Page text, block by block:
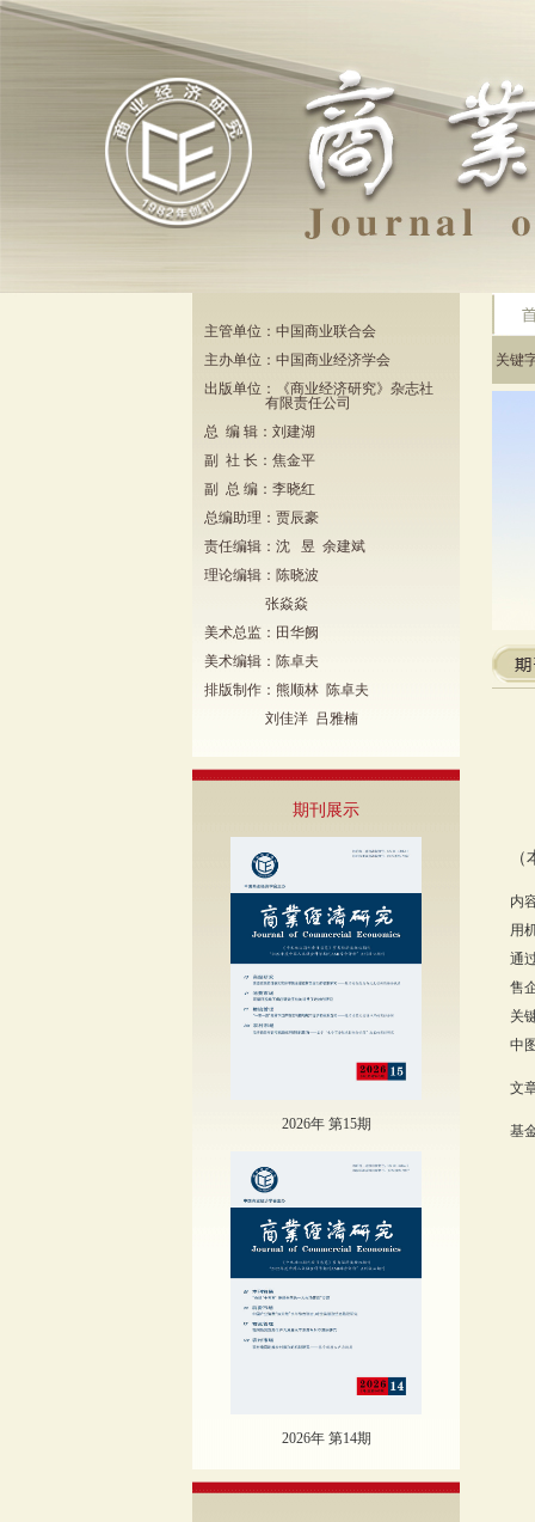
主管单位：中国商业联合会
主办单位：中国商业经济学会
出版单位：《商业经济研究》杂志社
有限责任公司
总 编 辑：刘建湖
副 社 长：焦金平
副 总 编：李晓红
总编助理：贾辰豪
责任编辑：沈 昱 余建斌
理论编辑：陈晓波
张焱焱
美术总监：田华阙
美术编辑：陈卓夫
排版制作：熊顺林 陈卓夫
刘佳洋 吕雅楠
期刊展示
2026年 第15期
2026年 第14期
关键
内
用
通
售
关
中
文
基